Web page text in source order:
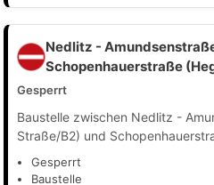
Nedlitz -
Schopenhauerstraße
Gesperrt
Baustelle zwischen Nedlitz -
Straße/B2) und
Gesperrt
Baustelle